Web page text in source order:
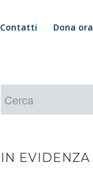
Contatti Dona ora
IN EVIDENZA